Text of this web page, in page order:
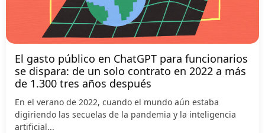
El gasto público en ChatGPT para funcionarios
se dispara: de un solo contrato en 2022 a más
de 1.300 tres años después
En el verano de 2022, cuando el mundo aún estaba
digiriendo las secuelas de la pandemia y la inteligencia
artificial...